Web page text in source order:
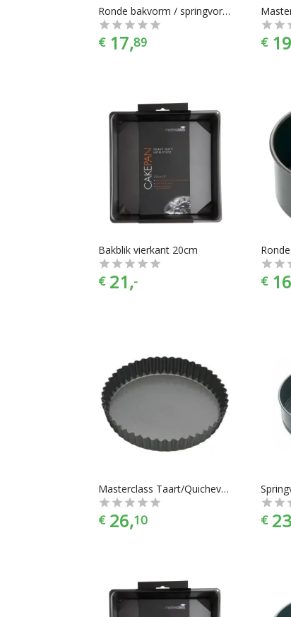
Ronde bakvorm / springvorm, 23 cm - Masterclass
€ 17,89 €
Bakblik vierkant 20cm
€ 21,- €
Masterclass Taart/Quichevorm - 30cm
€ 26,10 €